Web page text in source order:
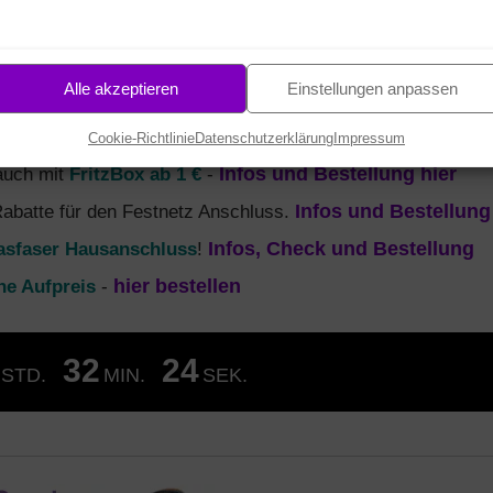
Alle akzeptieren Einstellungen anpassen
Cookie-RichtlinieDatenschutzerklärung Impressum
ersten 6 Monate je nur 19,95 €. Zusätzlich einmalig
mitFritzBox ab 1 €-Infos und Bestellung hier
für den Festnetz Anschluss. Infos und Bestellung
Hausanschluss! Infos, Check und Bestellung
Aufpreis - hier bestellen
STD. 32 MIN. 23 SEK.